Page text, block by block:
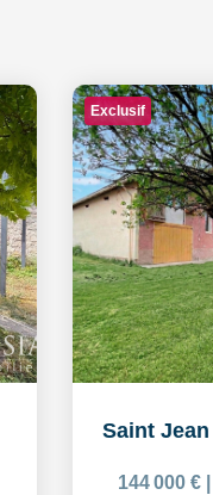
Exclusif
144 000 €